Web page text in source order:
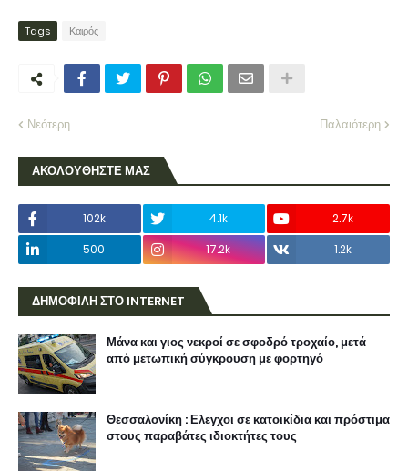
Tags Καιρός
Νεότερη Παλαιότερη
ΑΚΟΛΟΥΘΗΣΤΕ ΜΑΣ
102k 4.1k
2.7k
500
17.2k 1.2k
ΔΗΜΟΦΙΛΗ ΣΤΟ INTERNET
Μάνα και γιος νεκροί σε σφοδρό τροχαίο, μετά
από μετωπική σύγκρουση με φορτηγό
Θεσσαλονίκη : Ελεγχοι σε κατοικίδια και πρόστιμα
στους παραβάτες ιδιοκτήτες τους